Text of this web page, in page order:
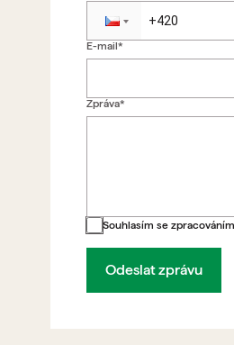
E-mail*
Zpráva*
Souhlasím se
Odeslat zprávu